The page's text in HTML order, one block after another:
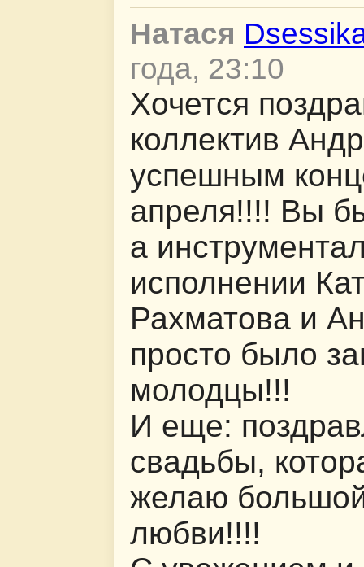
Натася
года, 23:10
Хочется
коллектив
успешным
апреля!!!! Вы
а
исполнении
Рахматова и
просто было
молодцы!!!
И еще:
свадьбы,
желаю
любви!!!!